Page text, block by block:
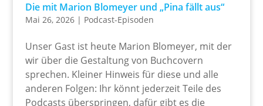
Die mit Marion Blomeyer und „Pina fällt aus“
Mai 26, 2026| Podcast-Episoden
Unser Gast ist heute Marion Blomeyer, mit der
wir über die Gestaltung von Buchcovern
sprechen. Kleiner Hinweis für diese und alle
anderen Folgen: Ihr könnt jederzeit Teile des
Podcasts überspringen, dafür gibt es die